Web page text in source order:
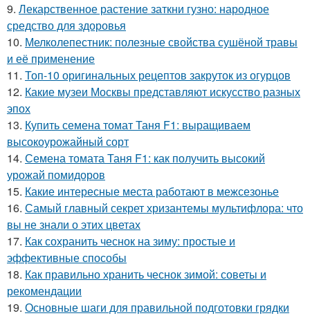
9. Лекарственное растение заткни гузно: народное
средство для здоровья
10. Мелколепестник: полезные свойства сушёной травы
и её применение
11. Топ-10 оригинальных рецептов закруток из огурцов
12. Какие музеи Москвы представляют искусство разных
эпох
13. Купить семена томат Таня F1: выращиваем
высокоурожайный сорт
14. Семена томата Таня F1: как получить высокий
урожай помидоров
15. Какие интересные места работают в межсезонье
16. Самый главный секрет хризантемы мультифлора: что
вы не знали о этих цветах
17. Как сохранить чеснок на зиму: простые и
эффективные способы
18. Как правильно хранить чеснок зимой: советы и
рекомендации
19. Основные шаги для правильной подготовки грядки